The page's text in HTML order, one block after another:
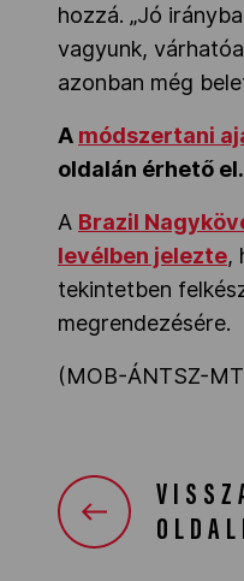
hozzá. „Jó
vagyunk,
azonban még
A módszertani
oldalán érhető el.
A Brazil
levélben jelezte,
tekintetben
megrendezésére.
(MOB-ÁNTSZ-